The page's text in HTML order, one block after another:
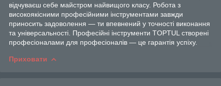
відчуваєш себе майстром найвищого класу. Робота з
високоякісними професійними інструментами завжди
приносить задоволення — ти впевнений у точності виконання
та універсальності. Професійні інструменти TOPTUL створені
професіоналами для професіоналів — це гарантія успіху.
Приховати